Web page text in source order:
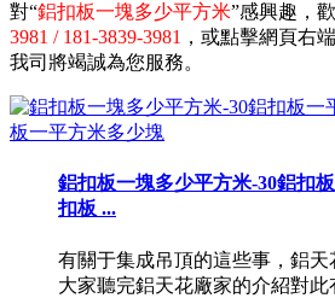
對“鋁扣板一塊多少平方米”感興趣，
3981 / 181-3839-3981 ，或點擊網頁右
我司將竭誠為您服務。
鋁扣板一塊多少平方米-30鋁扣
扣板 ...
有關于集成吊頂的這些事，鋁天
大家聽完鋁天花廠家的介紹對